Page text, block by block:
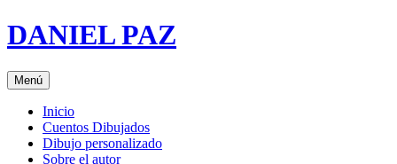
Saltar
al
DANIEL PAZ
Menú
Inicio
Cuentos Dibujados
Dibujo personalizado
Sobre el autor